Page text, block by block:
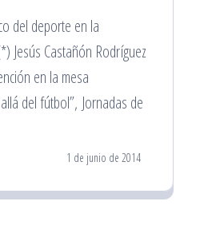
del deporte en la
Jesús Castañón Rodríguez
en la mesa
del fútbol”, Jornadas de
1 de junio de 2014